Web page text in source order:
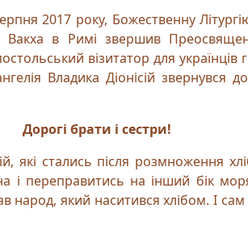
2017 року, Божественну
Вакха в Римі звершив
візитатор для українців
Владика Діонісій звернувся
Дорогі брати і сестри!
які стались після розмноження
і переправитись на інший бік
народ, який наситився хлібом. І